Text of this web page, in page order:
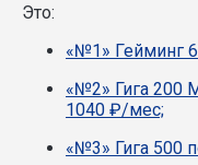
Это:
«№1» Гейминг
«№2» Гига 200
1040 ₽/мес;
«№3» Гига 500